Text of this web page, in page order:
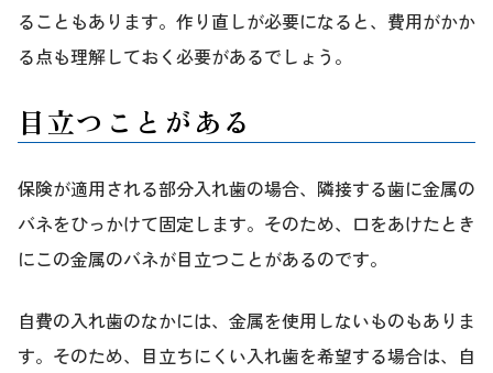
ることもあります。作り直しが必要になると、費用がかか
る点も理解しておく必要があるでしょう。
目立つことがある
保険が適用される部分入れ歯の場合、隣接する歯に金属の
バネをひっかけて固定します。そのため、口をあけたとき
にこの金属のバネが目立つことがあるのです。
自費の入れ歯のなかには、金属を使用しないものもありま
す。そのため、目立ちにくい入れ歯を希望する場合は、自